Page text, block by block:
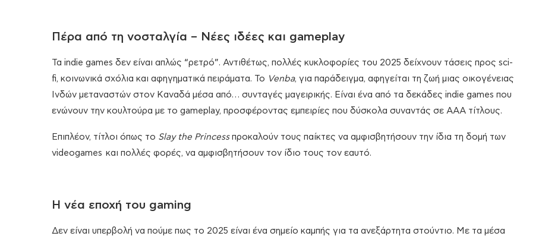
Πέρα από τη νοσταλγία – Νέες ιδέες και gameplay
Τα indie games δεν είναι απλώς “ρετρό”. Αντιθέτως, πολλές κυκλοφορίες του 2025 δείχνουν τάσεις προς sci-
fi, κοινωνικά σχόλια και αφηγηματικά πειράματα. Το Venba, για παράδειγμα, αφηγείται τη ζωή μιας οικογένειας
Ινδών μεταναστών στον Καναδά μέσα από… συνταγές μαγειρικής. Είναι ένα από τα δεκάδες indie games που
ενώνουν την κουλτούρα με το gameplay, προσφέροντας εμπειρίες που δύσκολα συναντάς σε AAA τίτλους.
Επιπλέον, τίτλοι όπως το Slay the Princessπροκαλούν τους παίκτες να αμφισβητήσουν την ίδια τη δομή των
videogames και πολλές φορές, να αμφισβητήσουν τον ίδιο τους τον εαυτό.
Η νέα εποχή του gaming
Δεν είναι υπερβολή να πούμε πως το 2025 είναι ένα σημείο καμπής για τα ανεξάρτητα στούντιο. Με τα μέσα